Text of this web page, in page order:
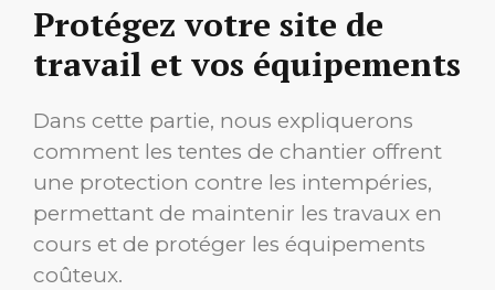
Protégez votre site de
travail et vos équipements
Dans cette partie, nous expliquerons
comment les tentes de chantier offrent
une protection contre les intempéries,
permettant de maintenir les travaux en
cours et de protéger les équipements
coûteux.